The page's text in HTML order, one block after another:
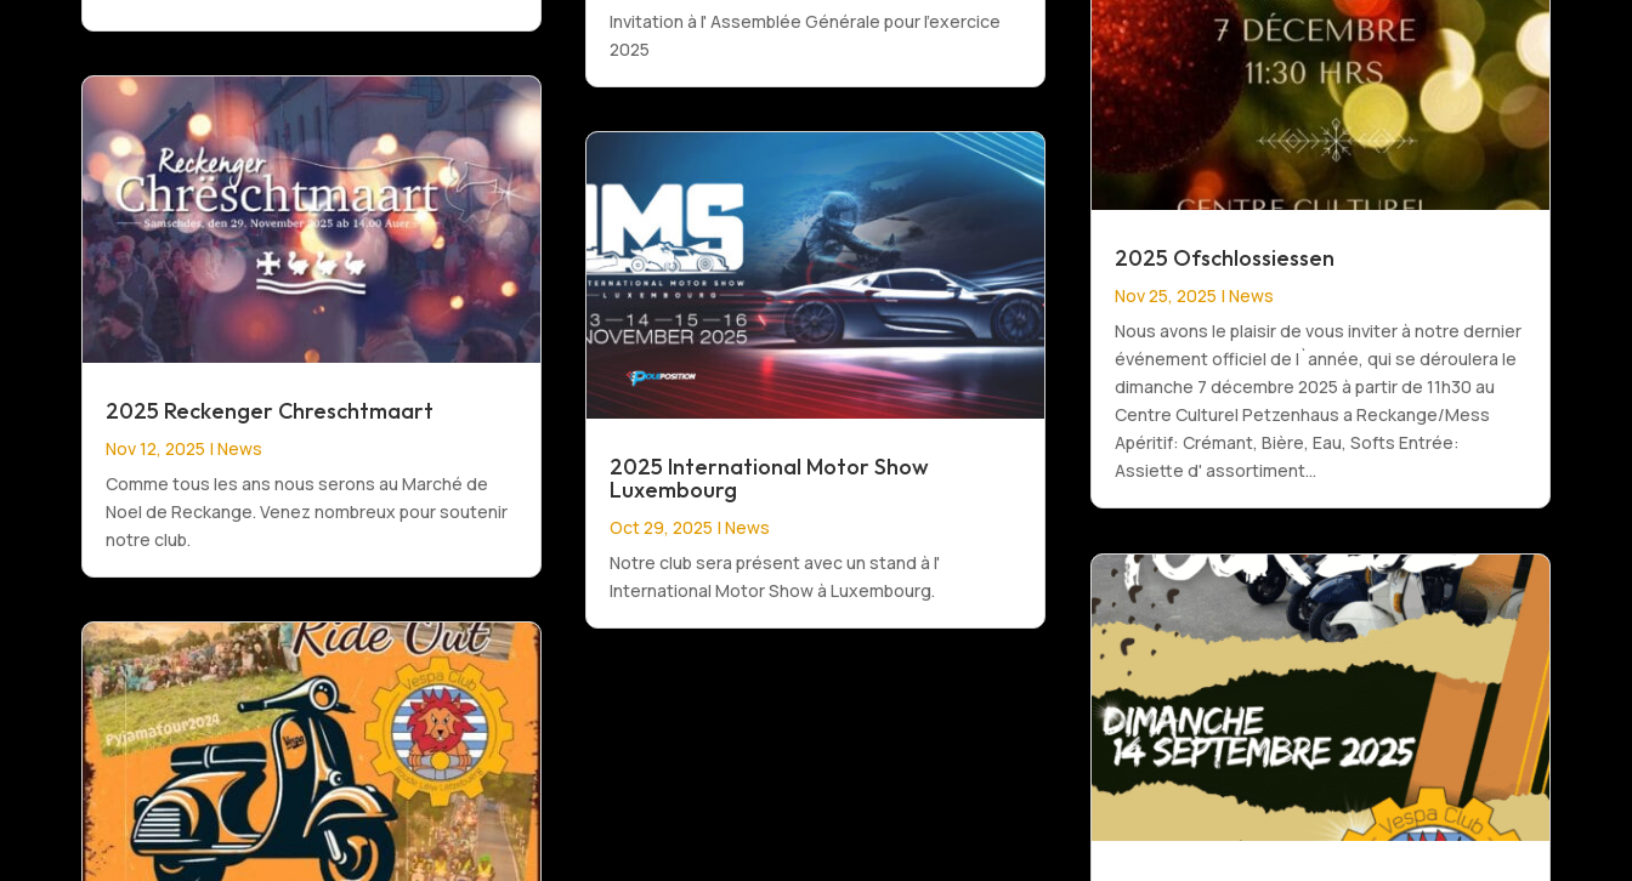
2025 Reckenger Chreschtmaart
Nov 12, 2025 |News
Comme tous les ans nous serons au Marché de
Noel de Reckange. Venez nombreux pour soutenir
notre club.
Invitation à l' Assemblée Générale pour l'exercice
2025
2025 International Motor Show
Luxembourg
Oct 29, 2025 |News
Notre club sera présent avec un stand à l'
International Motor Show à Luxembourg.
2025 Ofschlossiessen
Nov 25, 2025 | News
Nous avons le plaisir de vous inviter à notre dernier
événement officiel de l`année, qui se déroulera le
dimanche 7 décembre 2025 à partir de 11h30 au
Centre Culturel Petzenhaus a Reckange/Mess
Apéritif: Crémant, Bière, Eau, Softs Entrée:
Assiette d' assortiment...